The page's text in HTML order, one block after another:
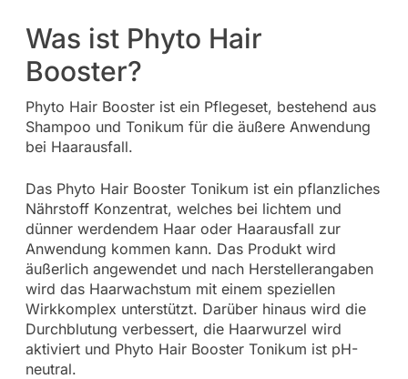
Was ist Phyto Hair
Booster?
Phyto Hair Booster ist ein Pflegeset, bestehend aus
Shampoo und Tonikum für die äußere Anwendung
bei Haarausfall.
Das Phyto Hair Booster Tonikum ist ein pflanzliches
Nährstoff Konzentrat, welches bei lichtem und
dünner werdendem Haar oder Haarausfall zur
Anwendung kommen kann. Das Produkt wird
äußerlich angewendet und nach Herstellerangaben
wird das Haarwachstum mit einem speziellen
Wirkkomplex unterstützt. Darüber hinaus wird die
Durchblutung verbessert, die Haarwurzel wird
aktiviert und Phyto Hair Booster Tonikum ist pH-
neutral.